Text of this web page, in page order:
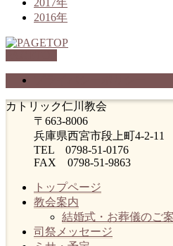
2017年
2016年
カトリック仁川教会
〒663-8006
兵庫県西宮市段上町4-2-11
TEL 0798-51-0176
FAX 0798-51-9863
トップページ
教会案内
結婚式・お葬儀のご
司祭メッセージ